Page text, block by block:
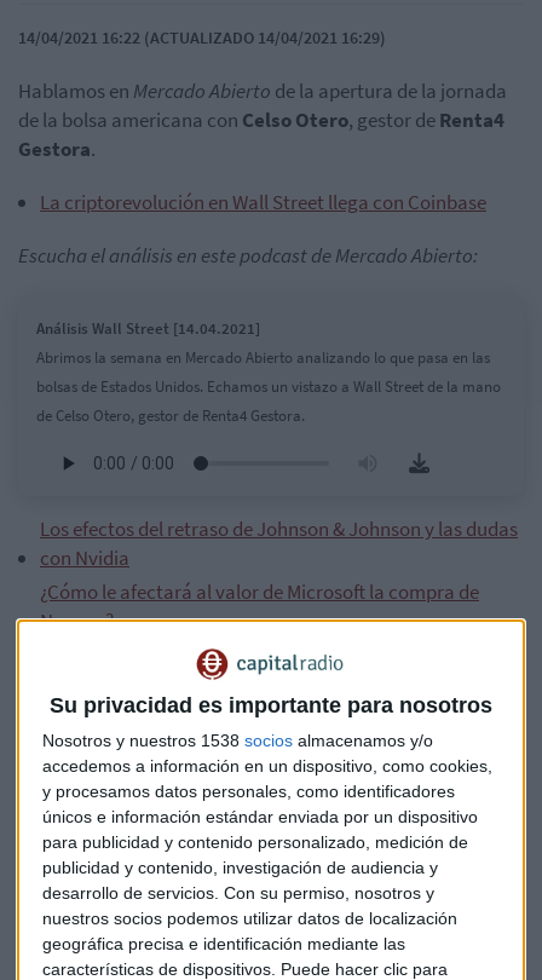
Su privacidad es importante para nosotros
Nosotros y nuestros 1538 socios almacenamos y/o
accedemos a información en un dispositivo, como cookies,
y procesamos datos personales, como identificadores
únicos e información estándar enviada por un dispositivo
para publicidad y contenido personalizado, medición de
publicidad y contenido, investigación de audiencia y
desarrollo de servicios. Con su permiso, nosotros y
nuestros socios podemos utilizar datos de localización
geográfica precisa e identificación mediante las
características de dispositivos. Puede hacer clic para
14/04/2021 16:22 (ACTUALIZADO 14/04/2021 16:29)
Hablamos en Mercado Abierto de la apertura de la jornada
de la bolsa americana con Celso Otero, gestor deRenta4
Gestora.
La criptorevolución en Wall Street llega con Coinbase
Escucha el análisis en este podcast de Mercado Abierto:
Análisis Wall Street [14.04.2021]
Abrimos la semana en Mercado Abierto analizando lo que pasa en las
bolsas de Estados Unidos. Echamos un vistazo a Wall Street de la mano
de Celso Otero, gestor de Renta4 Gestora.
Los efectos del retraso de Johnson & Johnson y las dudas
con Nvidia
¿Cómo le afectará al valor de Microsoft la compra de
Nuance?
Este miércoles comienza la temporada de presentación de
resultados trimestrales en Wall Streetdespués de que
hayan hecho públicas sus cuentas entidades bancarias
como JP Morgan, Goldman Sachs y Wells Fargo.
Por su parte,JP Morgandispara subeneficio hasta
14.300 millones de dólares en el primer trimestre
ingresosde la entidad han subido un 14,3% respecto al
primer trimestre de 2020,hasta 32.300 millones de
dólares, lo que supone mejorar los pronósticos del mercado
en 2.000 millones de dólares.